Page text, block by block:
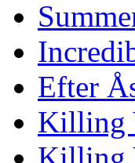
Efter
Killing